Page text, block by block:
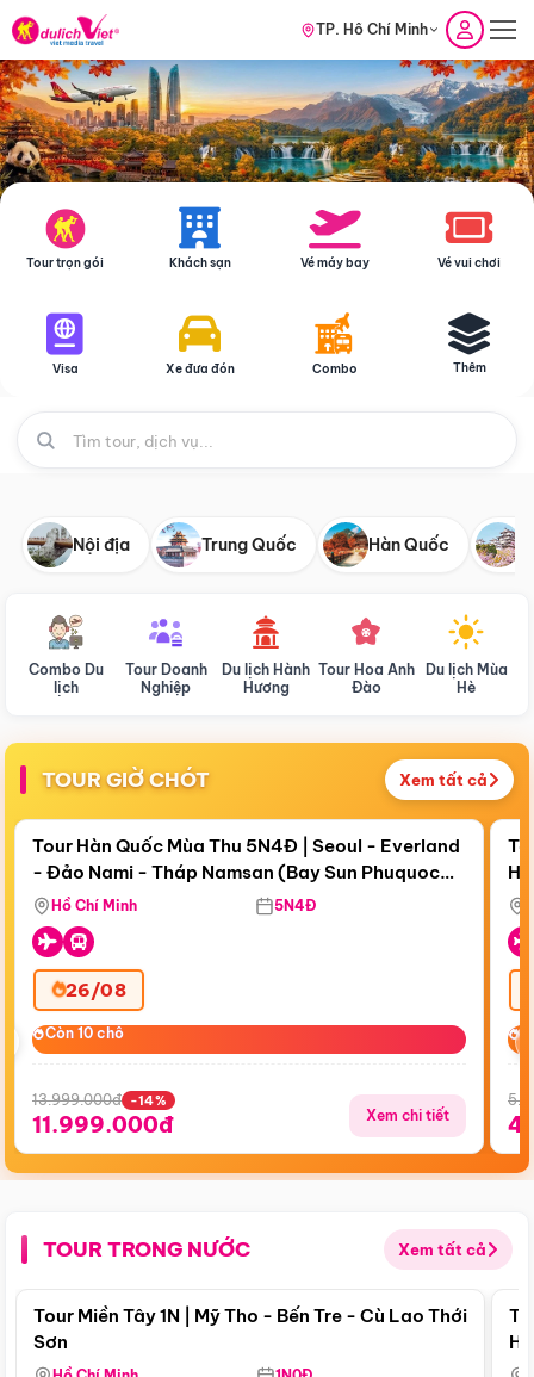
TP. Hồ Chí Minh
Tour trọn gói Khách sạn Vé máy bay Vé vui chơi
Visa Xe đưa đón Combo Thêm
Nội địa Trung Quốc Hàn Quốc
Combo Du
lịch
Tour Doanh
Nghiệp
Du lịch Hành
Hương
Tour Hoa Anh
Đào
Du lịch Mùa
Hè
TOUR GIỜ CHÓT Xem tất cả
Còn18 ngày 02:25:41
Bay Sun Phuquoc Airways
Điểm nổi bật
Tour Hàn Quốc Mùa Thu 5N4Đ | Seoul - Everland
- Đảo Nami - Tháp Namsan (Bay Sun Phuquoc
Airways)
Hồ Chí Minh 5N4Đ
26/08
Còn 10 chỗ
Còn 10 chỗ
13.999.000đ -14%
11.999.000đ Xem chi tiết
TOUR TRONG NƯỚC Xem tất cả
Điểm nổi bật
Tour Miền Tây 1N | Mỹ Tho - Bến Tre - Cù Lao Thới
Sơn